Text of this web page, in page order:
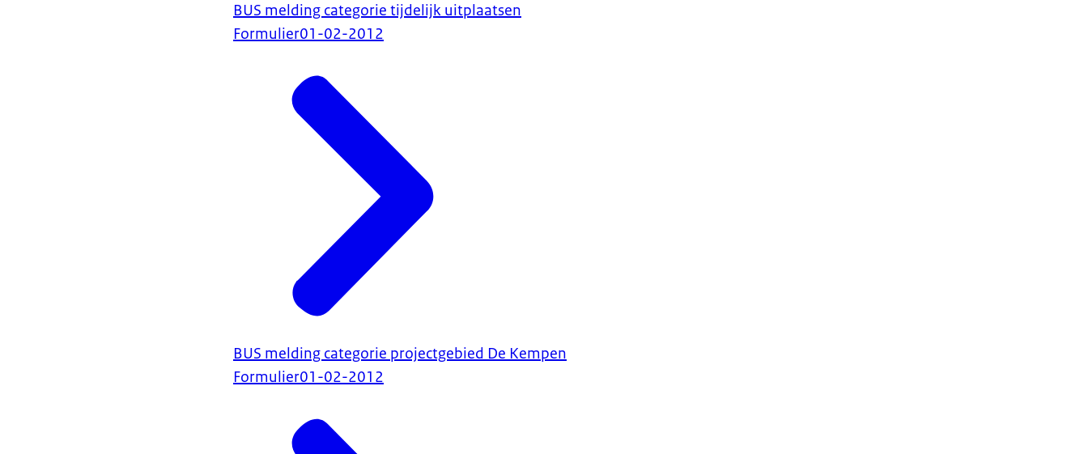
BUS melding categorie tijdelijk uitplaatsen
Formulier01-02-2012
BUS melding categorie projectgebied De Kempen
Formulier01-02-2012